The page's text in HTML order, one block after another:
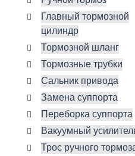
Главный тормозной
цилиндр
Тормозной шланг
Тормозные трубки
Сальник привода
Замена суппорта
Переборка суппорта
Вакуумный
Трос ручного